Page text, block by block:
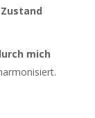
mich